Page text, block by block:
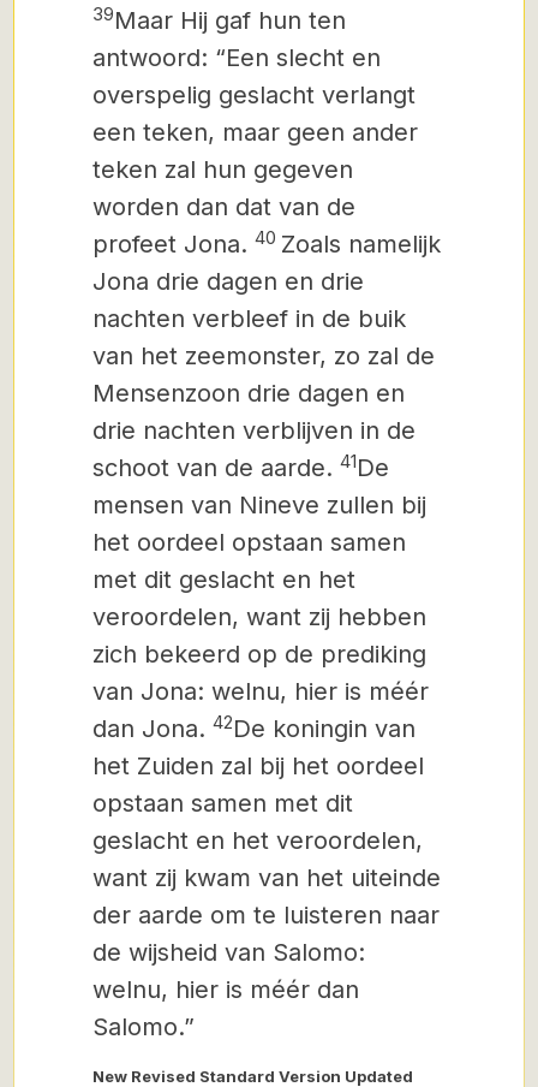
39Maar Hij gaf hun ten
antwoord: “Een slecht en
overspelig geslacht verlangt
een teken, maar geen ander
teken zal hun gegeven
worden dan dat van de
profeet Jona. 40 Zoals namelijk
Jona drie dagen en drie
nachten verbleef in de buik
van het zeemonster, zo zal de
Mensenzoon drie dagen en
drie nachten verblijven in de
schoot van de aarde. 41De
mensen van Nineve zullen bij
het oordeel opstaan samen
met dit geslacht en het
veroordelen, want zij hebben
zich bekeerd op de prediking
van Jona: welnu, hier is méér
dan Jona. 42De koningin van
het Zuiden zal bij het oordeel
opstaan samen met dit
geslacht en het veroordelen,
want zij kwam van het uiteinde
der aarde om te luisteren naar
de wijsheid van Salomo:
welnu, hier is méér dan
Salomo.”
New Revised Standard Version Updated